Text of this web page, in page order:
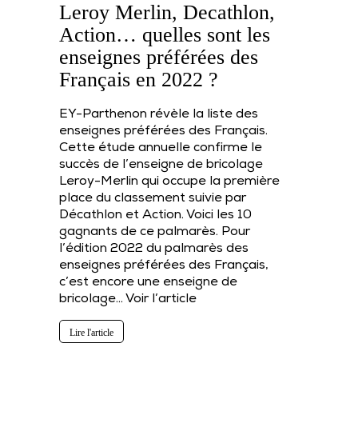
Leroy Merlin, Decathlon,
Action… quelles sont les
enseignes préférées des
Français en 2022 ?
EY-Parthenon révèle la liste des
enseignes préférées des Français.
Cette étude annuelle confirme le
succès de l’enseigne de bricolage
Leroy-Merlin qui occupe la première
place du classement suivie par
Décathlon et Action. Voici les 10
gagnants de ce palmarès. Pour
l’édition 2022 du palmarès des
enseignes préférées des Français,
c’est encore une enseigne de
bricolage… Voir l’article
Lire l'article